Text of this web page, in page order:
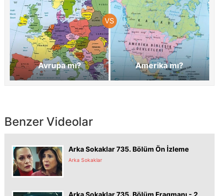
Avrupa mı? Amerika mı?
Benzer Videolar
Arka Sokaklar 735. Bölüm Ön İzleme
Arka Sokaklar
Arka Sokaklar 735. Bölüm Fragmanı - 2